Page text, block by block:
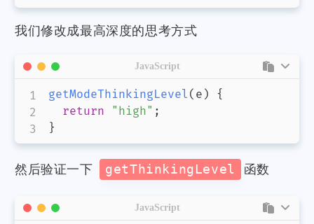
我们修改成最高深度的思考方式
getModeThinkingLevel ( e )
{
return
"high" ;
}
JavaScript
然后验证一下 getThinkingLevel 函数
JavaScript